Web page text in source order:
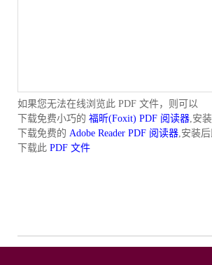
如果您无法在线浏览此 PDF 文件，则可以
下载免费小巧的 福昕(Foxit) PDF 阅读器,安
下载免费的 Adobe Reader PDF 阅读器,安装
下载此 PDF 文件